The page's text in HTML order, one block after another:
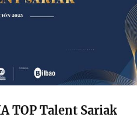
TOP Talent Sariak